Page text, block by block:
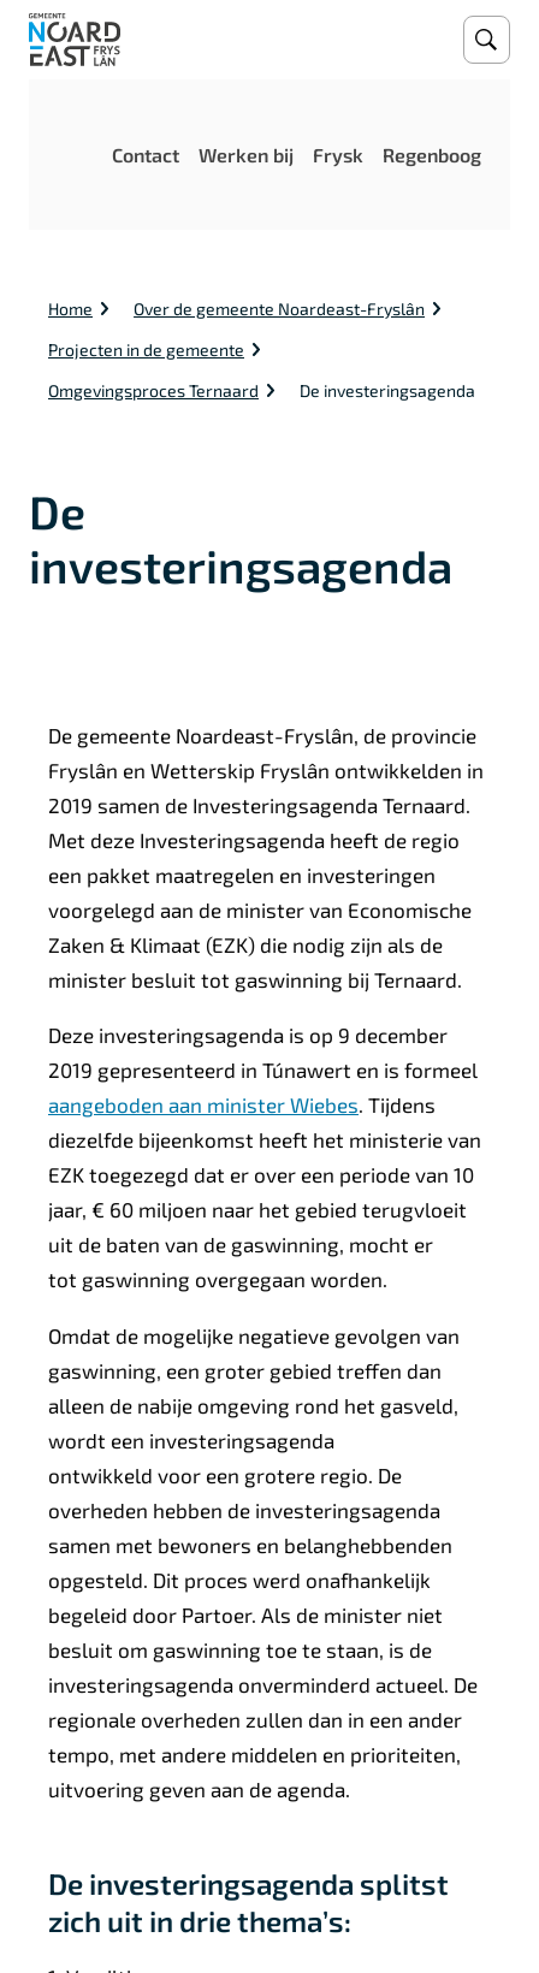
Open
e
Contact Werken bij Frysk Regenboog
K
u
m
d
Home
Over de gemeente Noardeast-Fryslân
Projecten in de gemeente
Omgevingsproces Ternaard
De investeringsagenda
De
investeringsagenda
De gemeente Noardeast-Fryslân, de provincie
Fryslân en Wetterskip Fryslân ontwikkelden in
2019 samen de Investeringsagenda Ternaard.
Met deze Investeringsagenda heeft de regio
een pakket maatregelen en investeringen
voorgelegd aan de minister van Economische
Zaken & Klimaat (EZK) die nodig zijn als de
minister besluit tot gaswinning bij Ternaard.
Deze investeringsagenda is op 9 december
2019 gepresenteerd in Túnawert en is formeel
aangeboden aan minister Wiebes. Tijdens
diezelfde bijeenkomst heeft het ministerie van
EZK toegezegd dat er over een periode van 10
jaar, € 60 miljoen naar het gebied terugvloeit
uit de baten van de gaswinning, mocht er
tot gaswinning overgegaan worden.
Omdat de mogelijke negatieve gevolgen van
gaswinning, een groter gebied treffen dan
alleen de nabije omgeving rond het gasveld,
wordt een investeringsagenda
ontwikkeld voor een grotere regio. De
overheden hebben de investeringsagenda
samen met bewoners en belanghebbenden
opgesteld. Dit proces werd onafhankelijk
begeleid door Partoer. Als de minister niet
besluit om gaswinning toe te staan, is de
investeringsagenda onverminderd actueel. De
regionale overheden zullen dan in een ander
tempo, met andere middelen en prioriteiten,
uitvoering geven aan de agenda.
De investeringsagenda splitst
zich uit in drie thema’s: